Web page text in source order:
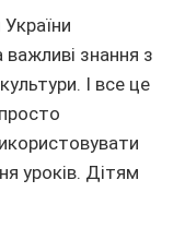
знання з
І все це
уроків. Дітям